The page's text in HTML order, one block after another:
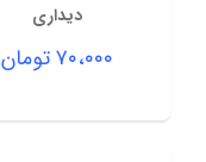
دیداری
۷۰،۰۰۰تومان